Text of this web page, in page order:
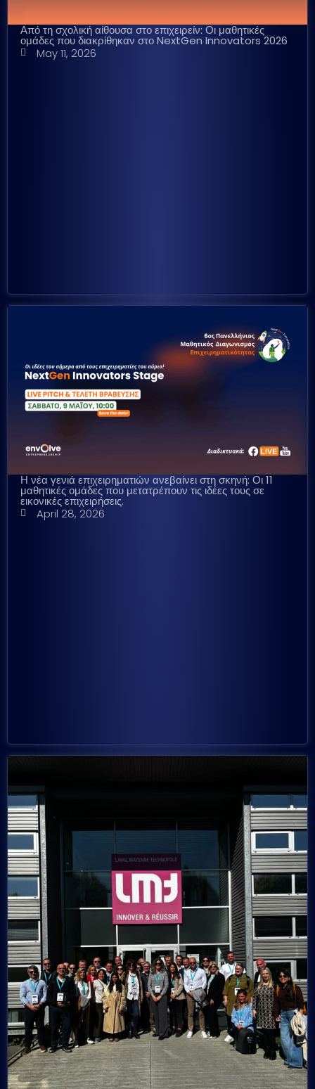
Από τη σχολική αίθουσα στο επιχειρείν: Οι μαθητικές
ομάδες που διακρίθηκαν στο NextGen Innovators 2026
May 11, 2026
Η νέα γενιά επιχειρηματιών ανεβαίνει στη σκηνή: Οι 11
μαθητικές ομάδες που μετατρέπουν τις ιδέες τους σε
εικονικές επιχειρήσεις.
April 28, 2026